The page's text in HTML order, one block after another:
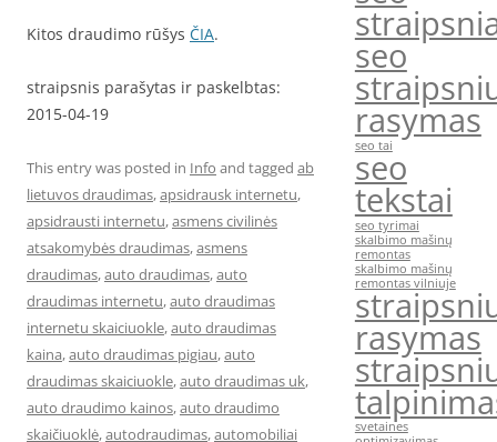
Kitos draudimo rūšys ČIA.
straipsnis parašytas ir paskelbtas:
2015-04-19
This entry was posted in Info and tagged ab
lietuvos draudimas,apsidrausk internetu,
apsidrausti internetu,asmens civilinės
atsakomybės draudimas,asmens
draudimas,auto draudimas,auto
draudimas internetu,auto draudimas
internetu skaiciuokle,auto draudimas
kaina,auto draudimas pigiau,auto
draudimas skaiciuokle,auto draudimas uk,
auto draudimo kainos,auto draudimo
skaičiuoklė,autodraudimas,automobiliai
seo
rasymas
seo tai
seo
tekstai
seo tyrimai
skalbimo mašinų
remontas
skalbimo mašinų
remontas vilniuje
rasymas
svetaines